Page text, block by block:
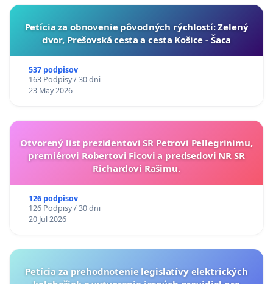
​Petícia za obnovenie pôvodných rýchlostí: Zelený
dvor, Prešovská cesta a cesta Košice - Šaca
537 podpisov
163 Podpisy / 30 dni
23 May 2026
Otvorený list prezidentovi SR Petrovi Pellegrinimu,
premiérovi Robertovi Ficovi a predsedovi NR SR
Richardovi Rašimu.
126 podpisov
126 Podpisy / 30 dni
20 Jul 2026
Petícia za prehodnotenie legislatívy elektrických